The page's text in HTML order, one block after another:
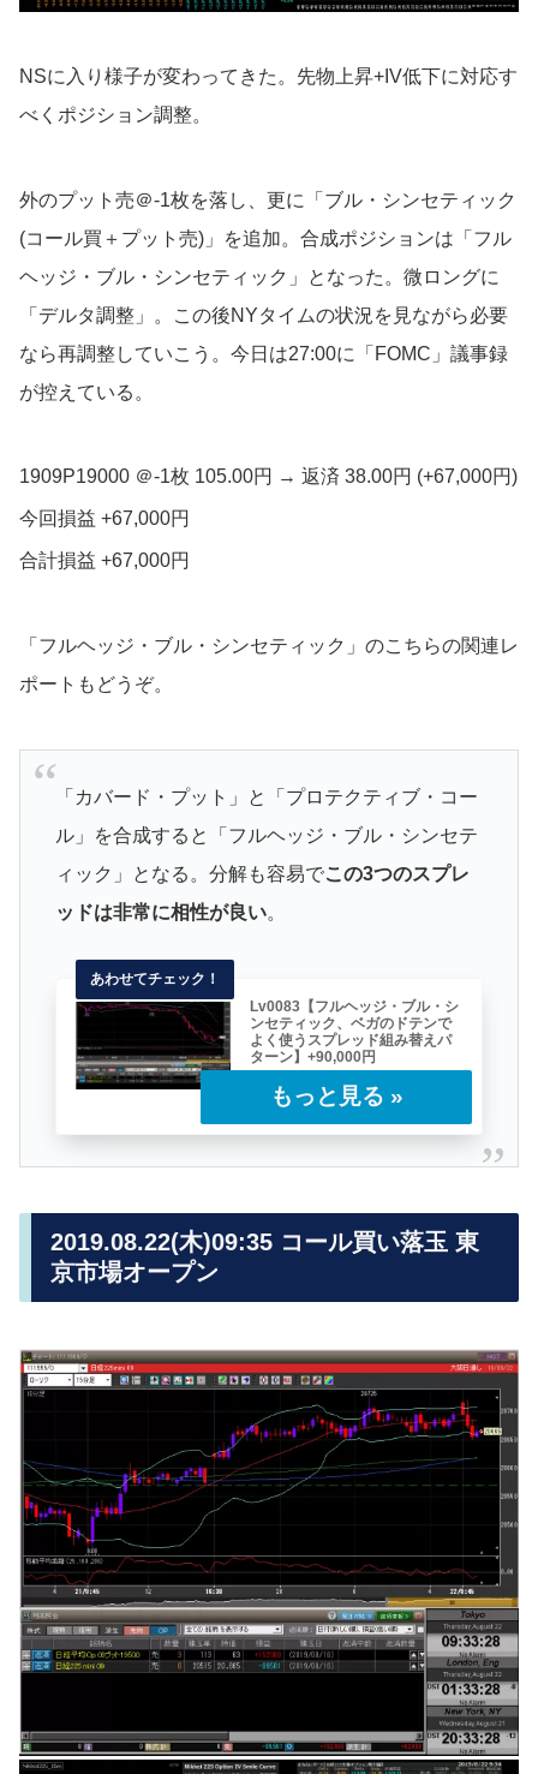
NSに入り様子が変わってきた。先物上昇+IV低下に対応す
べくポジション調整。
外のプット売＠-1枚を落し、更に「ブル・シンセティック
(コール買＋プット売)」を追加。合成ポジションは「フル
ヘッジ・ブル・シンセティック」となった。微ロングに
「デルタ調整」。この後NYタイムの状況を見ながら必要
なら再調整していこう。今日は27:00に「FOMC」議事録
が控えている。
1909P19000 ＠-1枚 105.00円 → 返済 38.00円 (+67,000円)
今回損益 +67,000円
合計損益 +67,000円
「フルヘッジ・ブル・シンセティック」のこちらの関連レ
ポートもどうぞ。
「カバード・プット」と「プロテクティブ・コー
ル」を合成すると「フルヘッジ・ブル・シンセテ
ィック」となる。分解も容易でこの3つのスプレ
ッドは非常に相性が良い。
Lv0083【フルヘッジ・ブル・シ
ンセティック、ベガのドテンで
よく使うスプレッド組み替えパ
ターン】+90,000円
後のポジション「カバード・プット」
の再エントリーとなる……
2019.08.22(木)09:35 コール買い落玉 東
京市場オープン